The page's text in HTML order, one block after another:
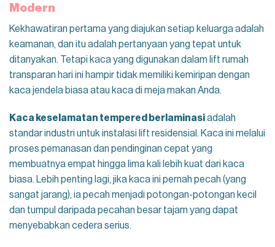
Modern
Kekhawatiran pertama yang diajukan setiap keluarga adalah
keamanan, dan itu adalah pertanyaan yang tepat untuk
ditanyakan. Tetapi kaca yang digunakan dalam lift rumah
transparan hari ini hampir tidak memiliki kemiripan dengan
kaca jendela biasa atau kaca di meja makan Anda.
Kaca keselamatan tempered berlaminasiadalah
standar industri untuk instalasi lift residensial. Kaca ini melalui
proses pemanasan dan pendinginan cepat yang
membuatnya empat hingga lima kali lebih kuat dari kaca
biasa. Lebih penting lagi, jika kaca ini pernah pecah (yang
sangat jarang), ia pecah menjadi potongan-potongan kecil
dan tumpul daripada pecahan besar tajam yang dapat
menyebabkan cedera serius.